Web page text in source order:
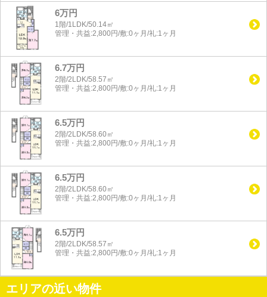
6万円
1階/1LDK/50.14㎡
管理・共益:2,800円/敷:0ヶ月/礼:1ヶ月
6.7万円
2階/2LDK/58.57㎡
管理・共益:2,800円/敷:0ヶ月/礼:1ヶ月
6.5万円
2階/2LDK/58.60㎡
管理・共益:2,800円/敷:0ヶ月/礼:1ヶ月
6.5万円
2階/2LDK/58.60㎡
管理・共益:2,800円/敷:0ヶ月/礼:1ヶ月
6.5万円
2階/2LDK/58.57㎡
管理・共益:2,800円/敷:0ヶ月/礼:1ヶ月
エリアの近い物件